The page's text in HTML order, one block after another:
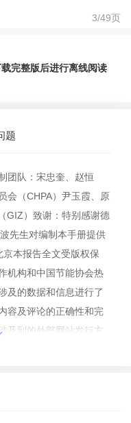
3/49页
完整版后进行离线阅读
题
团队：宋忠奎、赵恒
会（CHPA）尹玉霞、原
GIZ）致谢：特别感谢德
先生对编制本手册提供
本报告全文受版权保
机构和中国节能协会热
及的数据和信息进行了
容及评论的正确性和完
及到的外部网站发行方
前言随着我国绿色低碳